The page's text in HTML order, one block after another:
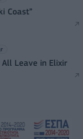
Coast”
Leave in Elixir